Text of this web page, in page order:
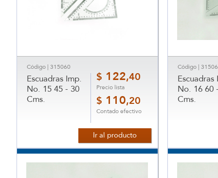
Código | 315060
Escuadras Imp.
No. 15 45 - 30
Cms.
$ 122,40
Precio lista
$ 110,20
Contado efectivo
Ir al producto
Código |
Escuadras
No. 16 60
Cms.